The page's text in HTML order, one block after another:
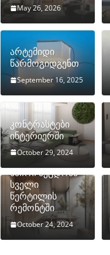
May 26, 2026
არტემიდი
წარმოგიდგენთ
September 16, 2025
კონტრასტები
ინტერიერში
October 29, 2024
ხშირი შეცდომა
სველი
წერტილის
რემონტში
October 24, 2024